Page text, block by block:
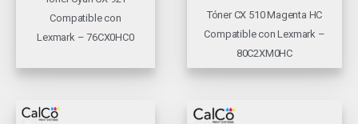
Compatible con
Lexmark – 76CX0HC0
Tóner CX 510 Magenta HC
Compatible con Lexmark –
80C2XM0HC